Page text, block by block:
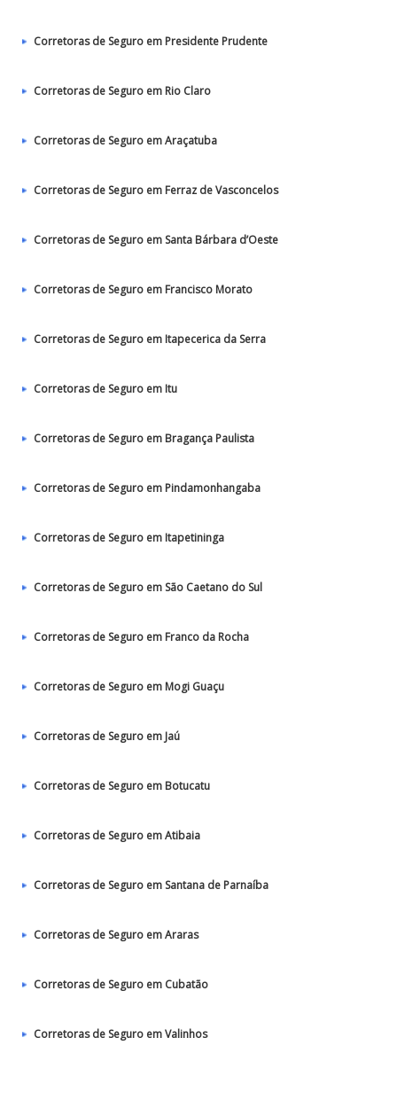
Corretoras de Seguro em Presidente Prudente
Corretoras de Seguro em Rio Claro
Corretoras de Seguro em Araçatuba
Corretoras de Seguro em Ferraz de Vasconcelos
Corretoras de Seguro em Santa Bárbara d’Oeste
Corretoras de Seguro em Francisco Morato
Corretoras de Seguro em Itapecerica da Serra
Corretoras de Seguro em Itu
Corretoras de Seguro em Bragança Paulista
Corretoras de Seguro em Pindamonhangaba
Corretoras de Seguro em Itapetininga
Corretoras de Seguro em São Caetano do Sul
Corretoras de Seguro em Franco da Rocha
Corretoras de Seguro em Mogi Guaçu
Corretoras de Seguro em Jaú
Corretoras de Seguro em Botucatu
Corretoras de Seguro em Atibaia
Corretoras de Seguro em Santana de Parnaíba
Corretoras de Seguro em Araras
Corretoras de Seguro em Cubatão
Corretoras de Seguro em Valinhos